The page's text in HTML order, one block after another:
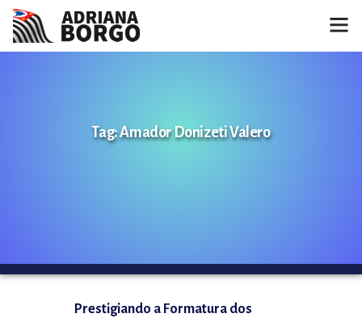
Tag: Amador Donizeti Valero
Prestigiando a Formatura dos